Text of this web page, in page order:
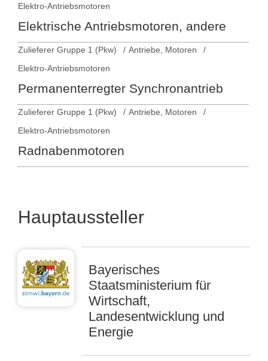
Elektro-Antriebsmotoren
Elektrische Antriebsmotoren, andere
Zulieferer Gruppe 1 (Pkw)
Antriebe, Motoren
Elektro-Antriebsmotoren
Permanenterregter Synchronantrieb
Zulieferer Gruppe 1 (Pkw)
Antriebe, Motoren
Elektro-Antriebsmotoren
Radnabenmotoren
Hauptaussteller
Bayerisches
Staatsministerium für
Wirtschaft,
Landesentwicklung und
Energie